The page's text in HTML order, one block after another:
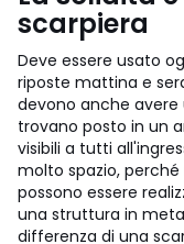
scarpiera
Deve essere usato
riposte mattina e
devono anche
trovano posto in un
visibili a tutti
molto spazio,
possono essere
una struttura in
differenza di una